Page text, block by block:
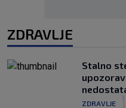
ZDRAVLJE
Stalno
ZDRAVLJE